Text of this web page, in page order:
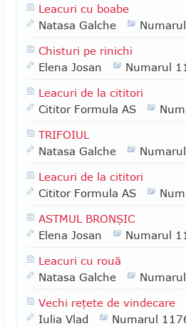
Leacuri cu boabe
Natasa Galche
Chisturi pe rinichi
Elena Josan
Numarul
Leacuri de la cititori
Cititor Formula AS
TRIFOIUL
Natasa Galche
Leacuri de la cititori
Cititor Formula AS
ASTMUL BRONŞIC
Elena Josan
Numarul
Leacuri cu rouă
Natasa Galche
Vechi reţete de vindecare
Iulia Vlad
Numarul